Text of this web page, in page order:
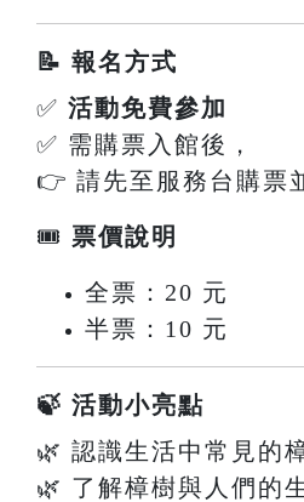
📝 報名方式
✅ 活動免費參加
✅ 需購票入館後，
👉 請先至服務台購票
🎟 票價說明
全票：20 元
半票：10 元
🍃 活動小亮點
🌿 認識生活中常見的
🌿 了解樟樹與人們的